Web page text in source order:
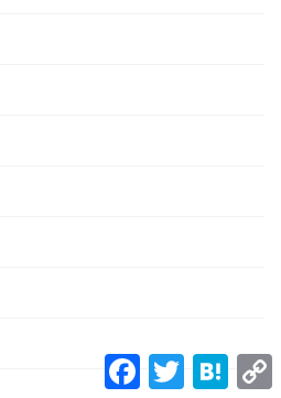
FacebookTwitter Hatena